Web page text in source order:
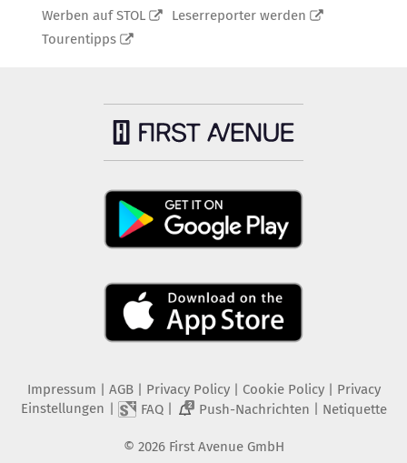
Werben auf STOL
Leserreporter werden
Tourentipps
Impressum | AGB | Privacy Policy| Cookie Policy| Privacy
Einstellungen | FAQ| 2 Push-Nachrichten | Netiquette
© 2026 First Avenue GmbH